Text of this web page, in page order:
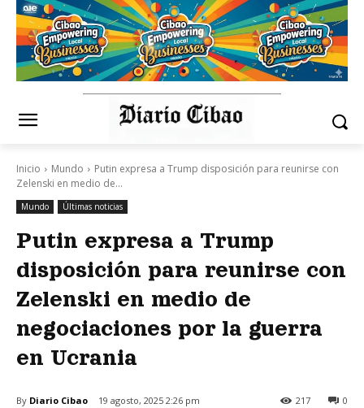
Inicio Mundo
Putin expresa a Trump disposición para reunirse con
Zelenski en medio de...
Mundo Últimas noticias
Putin expresa a Trump
disposición para reunirse con
Zelenski en medio de
negociaciones por la guerra
en Ucrania
By Diario Cibao 19 agosto, 2025 2:26 pm 0
217